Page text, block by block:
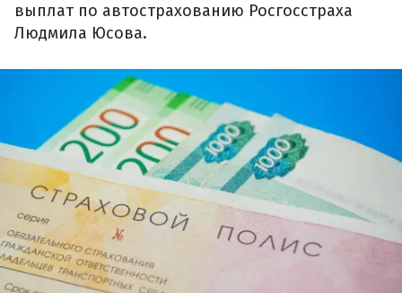
выплат по автострахованию Росгосстраха
Людмила Юсова.